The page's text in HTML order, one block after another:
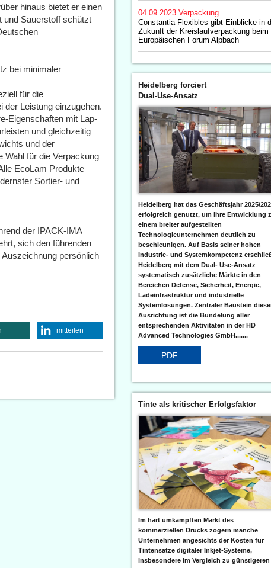
hinaus bietet er einen
und Sauerstoff schützt
bei minimaler
für die
der Leistung einzugehen.
Eigenschaften mit Lap-
und gleichzeitig
und der
Wahl für die Verpackung
EcoLam Produkte
Sortier- und
der IPACK-IMA
sich den führenden
persönlich
mitteilen
04.09.2023 Verpackung
Constantia Flexibles gibt Einblicke in
Zukunft der Kreislaufverpackung beim
Europäischen Forum Alpbach
Heidelberg forciert
Dual-Use-Ansatz
Heidelberg hat das Geschäftsjahr 2025/
erfolgreich genutzt, um ihre Entwicklung
einem breiter aufgestellten
Technologieunternehmen deutlich zu
beschleunigen. Auf Basis seiner hohen
Industrie- und Systemkompetenz
Heidelberg mit dem Dual- Use-Ansatz
systematisch zusätzliche Märkte in den
Bereichen Defense, Sicherheit, Energie,
Ladeinfrastruktur und industrielle
Systemlösungen. Zentraler Baustein
Ausrichtung ist die Bündelung aller
entsprechenden Aktivitäten in der HD
Advanced Technologies GmbH.......
PDF
Tinte als kritischer Erfolgsfaktor
Im hart umkämpften Markt des
kommerziellen Drucks zögern manche
Unternehmen angesichts der Kosten für
Tintensätze digitaler Inkjet-Systeme,
insbesondere im Vergleich zu günstigeren